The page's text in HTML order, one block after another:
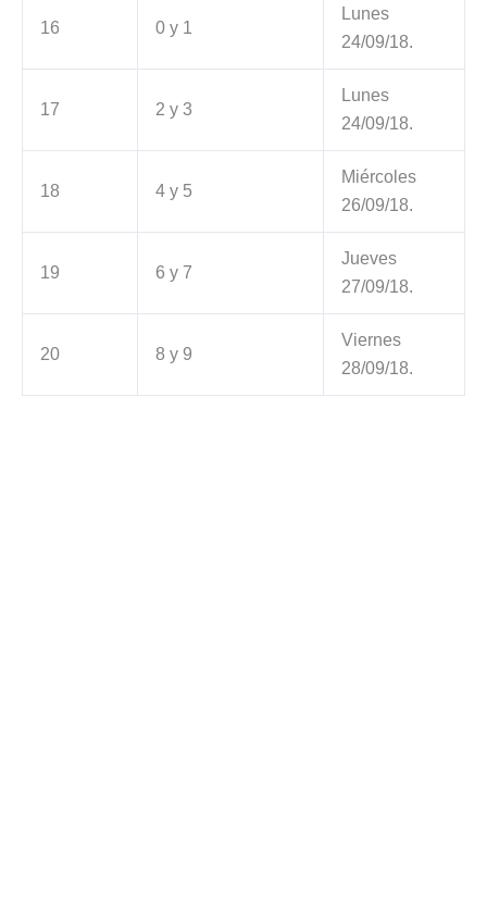
16 0 y 1
Lunes
24/09/18.
17 2 y 3
Lunes
24/09/18.
18 4 y 5
Miércoles
26/09/18.
19 6 y 7
Jueves
27/09/18.
20 8 y 9
Viernes
28/09/18.